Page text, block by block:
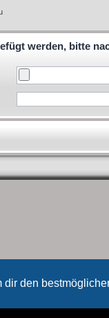
den
werden, bitte